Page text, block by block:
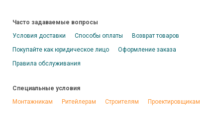
Часто задаваемые вопросы
Условия доставки
Способы оплаты
Возврат товаров
Покупайте как юридическое лицо
Оформление заказа
Правила обслуживания
Специальные условия
Монтажникам
Ритейлерам Строителям Проектировщикам